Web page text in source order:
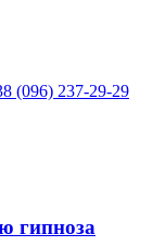
(096) 237-29-29
гипноза